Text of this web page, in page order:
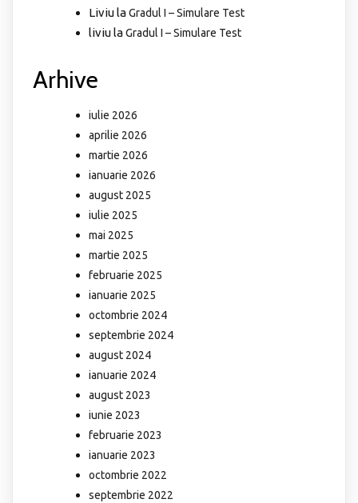
LiviulaGradul I – Simulare Test
liviulaGradul I – Simulare Test
Arhive
iulie 2026
aprilie 2026
martie 2026
ianuarie 2026
august 2025
iulie 2025
mai 2025
martie 2025
februarie 2025
ianuarie 2025
octombrie 2024
septembrie 2024
august 2024
ianuarie 2024
august 2023
iunie 2023
februarie 2023
ianuarie 2023
octombrie 2022
septembrie 2022